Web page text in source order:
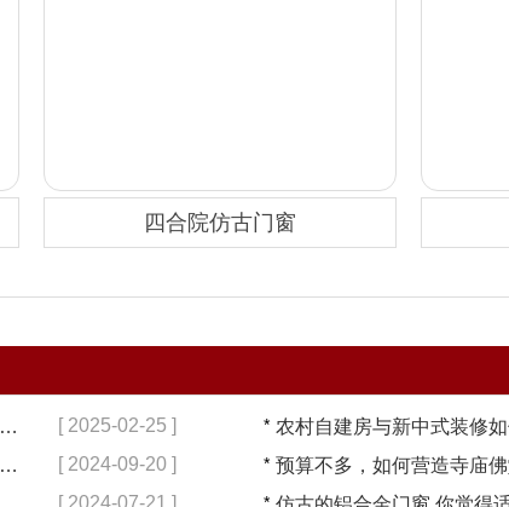
四合院仿古门窗
仿古门窗是寺庙建筑中的理想选择，换一次用终生【冠墅阳光】 [ 2025-02-25 ] *
寺庙门窗都喜欢采用雕刻描金，是锦上添花吗？【冠墅阳光】 [ 2024-09-20 ] *
[ 2024-07-21 ] *